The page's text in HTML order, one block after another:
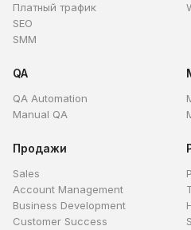
Платный трафик
SEO
SMM
QA
QA Automation
Manual QA
Продажи
Sales
Account Management
Business Development
Customer Success